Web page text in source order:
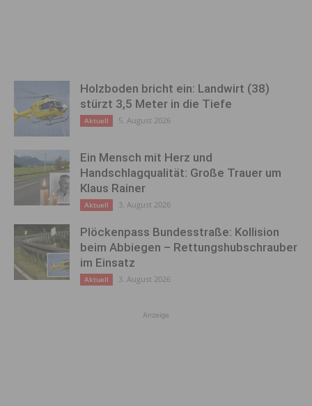
Holzboden bricht ein: Landwirt (38)
stürzt 3,5 Meter in die Tiefe
Aktuell 5. August 2026
Ein Mensch mit Herz und
Handschlagqualität: Große Trauer um
Klaus Rainer
Aktuell 3. August 2026
Plöckenpass Bundesstraße: Kollision
beim Abbiegen – Rettungshubschrauber
im Einsatz
Aktuell 3. August 2026
Anzeige